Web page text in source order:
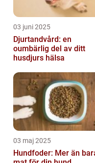
03 juni 2025
Djurtandvård: en
oumbärlig del av ditt
husdjurs hälsa
03 maj 2025
Hundfoder: Mer än